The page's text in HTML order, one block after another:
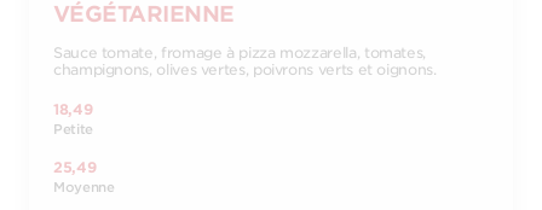
VÉGÉTARIENNE
Sauce tomate, fromage à pizza mozzarella, tomates,
champignons, olives vertes, poivrons verts et oignons.
18,49
Petite
25,49
Moyenne